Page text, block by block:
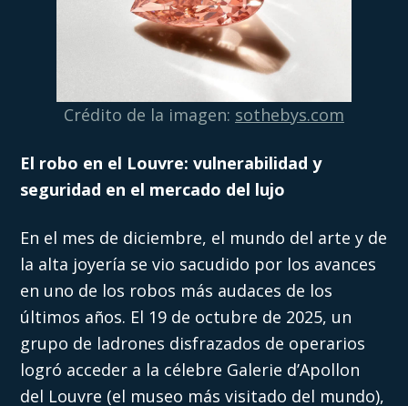
Crédito de la imagen: sothebys.com
El robo en el Louvre: vulnerabilidad y
seguridad en el mercado del lujo
En el mes de diciembre, el mundo del arte y de
la alta joyería se vio sacudido por los avances
en uno de los robos más audaces de los
últimos años. El 19 de octubre de 2025, un
grupo de ladrones disfrazados de operarios
logró acceder a la célebre Galerie d’Apollon
del Louvre (el museo más visitado del mundo),